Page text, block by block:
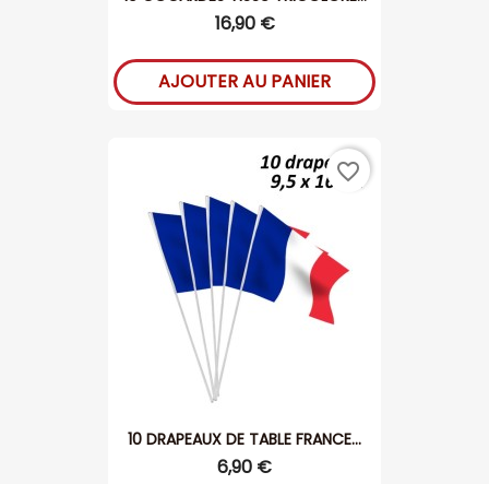
16,90 €
AJOUTER AU PANIER
10 DRAPEAUX DE TABLE FRANCE...
6,90 €
favorite_border